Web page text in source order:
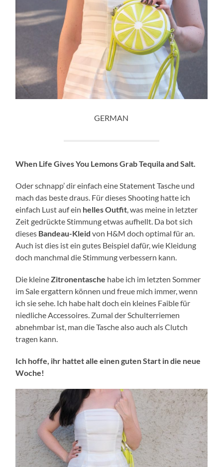
GERMAN
When Life Gives You Lemons Grab Tequila and Salt.
Oder schnapp’ dir einfach eine Statement Tasche und
mach das beste draus. Für dieses Shooting hatte ich
einfach Lust auf ein helles Outfit, was meine in letzter
Zeit gedrückte Stimmung etwas aufhellt. Da bot sich
dieses Bandeau-Kleid von H&M doch optimal für an.
Auch ist dies ist ein gutes Beispiel dafür, wie Kleidung
doch manchmal die Stimmung verbessern kann.
Die kleineZitronentasche habe ich im letzten Sommer
im Sale ergattern können und freue mich immer, wenn
ich sie sehe. Ich habe halt doch ein kleines Faible für
niedliche Accessoires. Zumal der Schulterriemen
abnehmbar ist, man die Tasche also auch als Clutch
tragen kann.
Ich hoffe, ihr hattet alle einen guten Start in die neue
Woche!